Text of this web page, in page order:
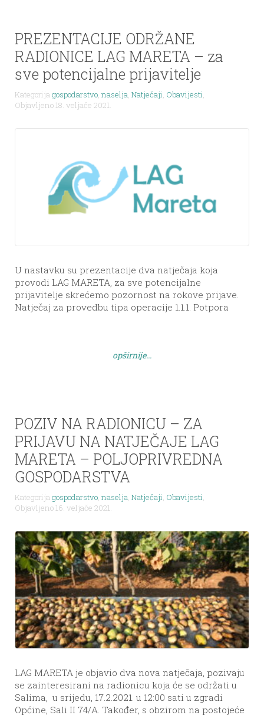
PREZENTACIJE ODRŽANE
RADIONICE LAG MARETA – za
sve potencijalne prijavitelje
Kategorijagospodarstvo, naselja, Natječaji, Obavijesti,
Objavljeno 18. veljače 2021.
U nastavku su prezentacije dva natječaja koja
provodi LAG MARETA, za sve potencijalne
prijavitelje skrećemo pozornost na rokove prijave.
Natječaj za provedbu tipa operacije 1.1.1. Potpora
gdje iznos potpore po projektu iznosi 15.000,00 EUR
opširnije...
POZIV NA RADIONICU – ZA
PRIJAVU NA NATJEČAJE LAG
MARETA – POLJOPRIVREDNA
GOSPODARSTVA
Kategorijagospodarstvo, naselja, Natječaji, Obavijesti,
Objavljeno 16. veljače 2021.
LAG MARETA je objavio dva nova natječaja, pozivaju
se zainteresirani na radionicu koja će se održati u
Salima, u srijedu, 17.2.2021. u 12:00 sati u zgradi
Općine, Sali II 74/A. Također, s obzirom na postojeće